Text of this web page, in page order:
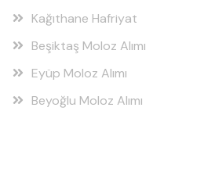
Kağıthane Hafriyat
Beşiktaş Moloz Alımı
Eyüp Moloz Alımı
Beyoğlu Moloz Alımı